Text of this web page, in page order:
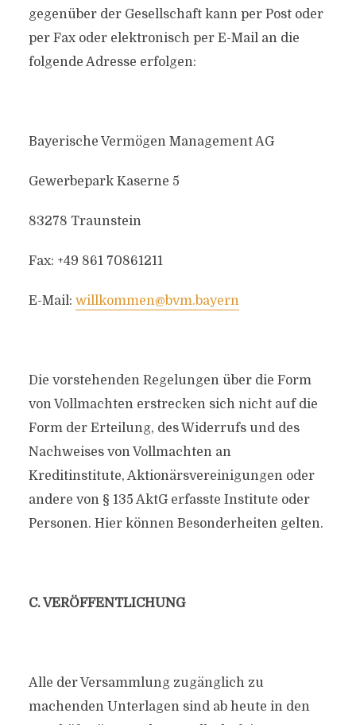
gegenüber der Gesellschaft kann per Post oder
per Fax oder elektronisch per E-Mail an die
folgende Adresse erfolgen:
Bayerische Vermögen Management AG
Gewerbepark Kaserne 5
83278 Traunstein
Fax: +49 861 70861211
E-Mail: willkommen@bvm.bayern
Die vorstehenden Regelungen über die Form
von Vollmachten erstrecken sich nicht auf die
Form der Erteilung, des Widerrufs und des
Nachweises von Vollmachten an
Kreditinstitute, Aktionärsvereinigungen oder
andere von § 135 AktG erfasste Institute oder
Personen. Hier können Besonderheiten gelten.
C. VERÖFFENTLICHUNG
Alle der Versammlung zugänglich zu
machenden Unterlagen sind ab heute in den